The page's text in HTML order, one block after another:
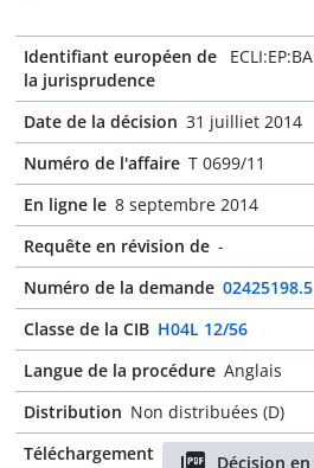
Identifiant européen de
la jurisprudence
Date de la décision 31 juilliet 2014
Numéro de l'affaire T 0699/11
En ligne le 8 septembre 2014
Requête en révision de -
Numéro de la demande 02425198.5
Classe de la CIB H04L 12/56
Langue de la procédure Anglais
Distribution Non distribuées (D)
Téléchargement
Décision